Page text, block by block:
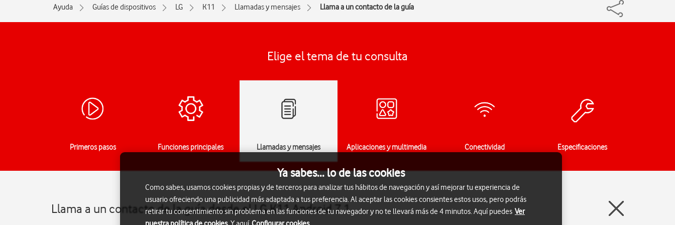
Ayuda Guías de dispositivos LG K11 Llamadas y mensajes Llama a un contacto de la guía
Elige el tema de tu consulta
Primeros pasos Funciones principales Llamadas y mensajes Aplicaciones y multimedia Conectividad Especificaciones
Llama a un contacto de la guía desde el LG K11 Android 7.1
Ya sabes... lo de las cookies
Como sabes, usamos cookies propias y de terceros para analizar tus hábitos de navegación y así mejorar tu experiencia de
usuario ofreciendo una publicidad más adaptada a tus preferencia. Al aceptar las cookies consientes estos usos, pero podrás
retirar tu consentimiento sin problema en las funciones de tu navegador y no te llevará más de 4 minutos. Aquí puedes Ver